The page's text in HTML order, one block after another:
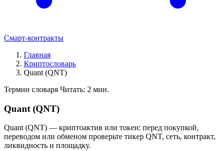
Смарт-контракты
Главная
Криптословарь
Quant (QNT)
Термин словаря Читать: 2 мин.
Quant (QNT)
Quant (QNT) — криптоактив или токен: перед покупкой,
переводом или обменом проверьте тикер QNT, сеть, контракт,
ликвидность и площадку.